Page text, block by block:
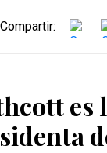
Compartir:
es